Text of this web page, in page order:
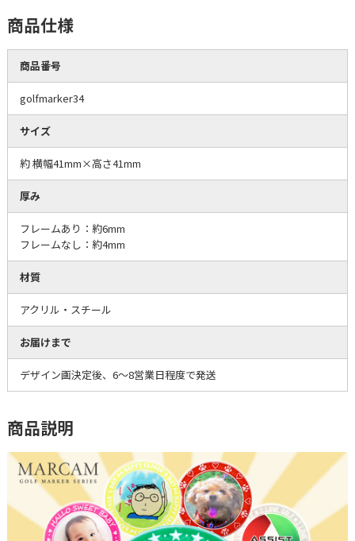
商品仕様
商品番号
golfmarker34
サイズ
約 横幅41mm×高さ41mm
厚み
フレームあり：約6mm
フレームなし：約4mm
材質
アクリル・スチール
お届けまで
デザイン画決定後、6～8営業日程度で発送
商品説明